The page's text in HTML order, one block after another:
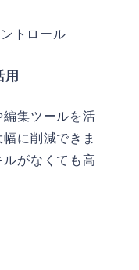
トロール
用
集ツールを活
に削減できま
がなくても高